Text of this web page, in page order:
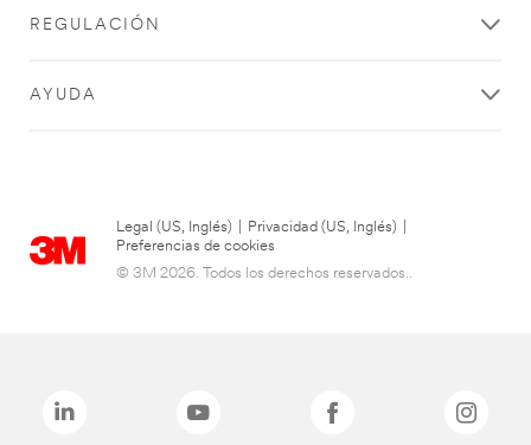
REGULACIÓN
AYUDA
Legal (US, Inglés) Privacidad (US, Inglés)
Preferencias de cookies
© 3M 2026. Todos los derechos reservados..